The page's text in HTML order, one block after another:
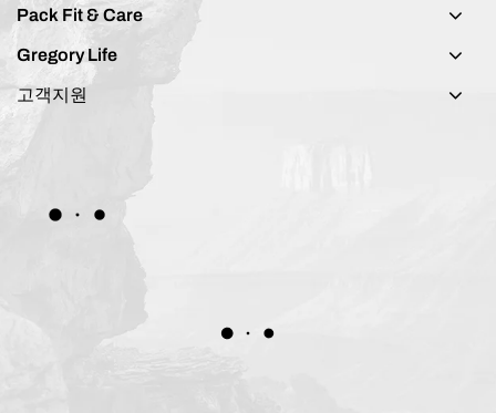
Pack Fit & Care
Gregory Life
고객지원